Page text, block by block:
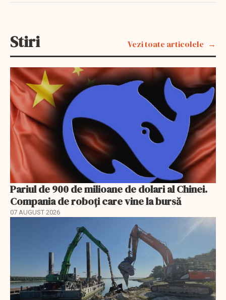
Stiri Vezi toate articolele
Pariul de 900 de milioane de dolari al Chinei.
Compania de roboți care vine la bursă
07 AUGUST 2026